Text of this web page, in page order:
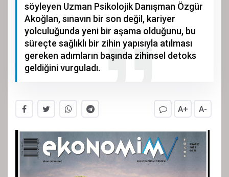
söyleyen Uzman Psikolojik Danışman Özgür
Akoğlan, sınavın bir son değil, kariyer
yolculuğunda yeni bir aşama olduğunu, bu
süreçte sağlıklı bir zihin yapısıyla atılması
gereken adımların başında zihinsel detoks
geldiğini vurguladı.
A+ A-